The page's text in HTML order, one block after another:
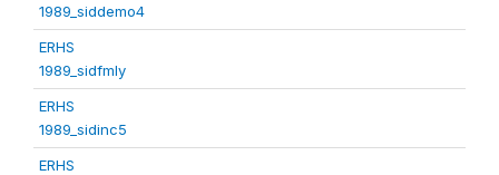
1989_siddemo4
ERHS
1989_sidfmly
ERHS
1989_sidinc5
ERHS